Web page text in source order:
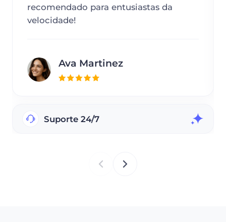
recomendado para entusiastas da
velocidade!
Ava Martinez
Suporte 24/7